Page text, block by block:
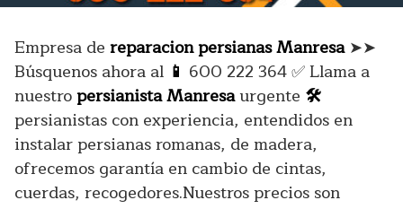
Empresa de reparacion persianas Manresa➤➤
Búsquenos ahora al 📱 600 222 364✅Llama a
nuestropersianista Manresaurgente 🛠️
persianistas con experiencia, entendidos en
instalar persianas romanas, de madera,
ofrecemos garantía en cambio de cintas,
cuerdas, recogedores.Nuestros precios son